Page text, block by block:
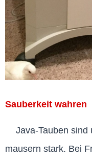
Sauberkeit wahren
Java-Tauben sind
mausern stark. Bei